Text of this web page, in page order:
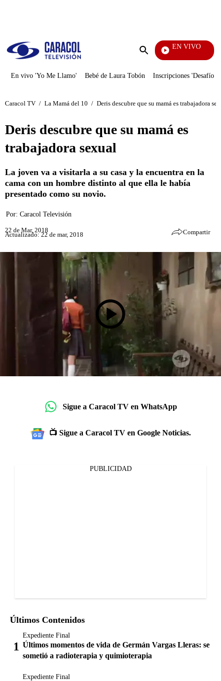
Enviar
EN VIVO
Los
En vivo 'Yo Me Llamo' Bebé de Laura Tobón Inscripciones 'Desafío'
Caracol TV / La Mamá del 10 / Deris descubre que su mamá es trabajadora
Deris descubre que su mamá es
trabajadora sexual
La joven va a visitarla a su casa y la encuentra en la
cama con un hombre distinto al que ella le había
presentado como su novio.
Por: Caracol Televisión
22 de Mar, 2018
Actualizado: 22 de mar, 2018 Compartir
Sigue a Caracol TV en WhatsApp
📺 Sigue a Caracol TV en Google Noticias.
PUBLICIDAD
Últimos Contenidos
Expediente Final
Últimos momentos de vida de Germán Vargas Lleras: se
sometió a radioterapia y quimioterapia
Expediente Final